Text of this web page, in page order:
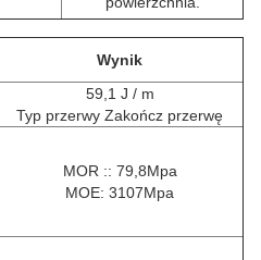
Wynik
59,1 J / m
Typ przerwy Zakończ przerwę
MOR :: 79,8Mpa
MOE: 3107Mpa